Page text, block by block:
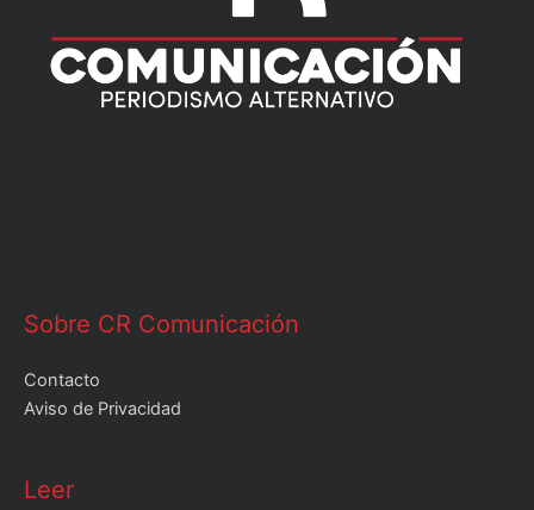
Sobre CR Comunicación
Contacto
Aviso de Privacidad
Leer
Leer